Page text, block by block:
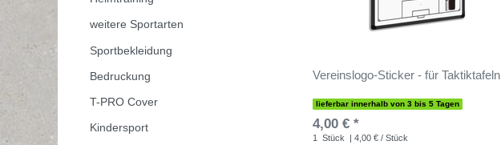
weitere Sportarten
Sportbekleidung
Bedruckung
T-PRO Cover
Kindersport
Vereinslogo-Sticker - für Taktiktafeln
lieferbar innerhalb von 3 bis 5 Tagen
4,00 € *
1 Stück
| 4,00 € / Stück